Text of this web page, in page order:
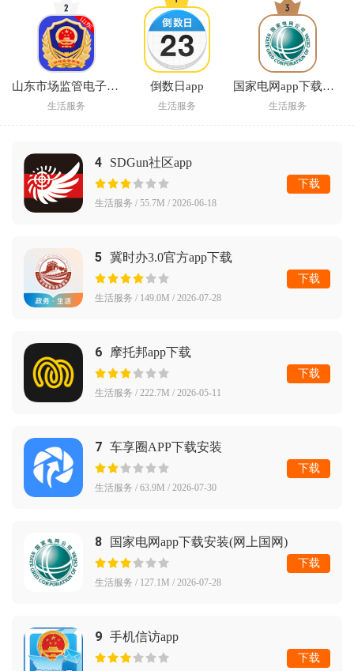
山东市场监管电子签名平台官方版
生活服务
倒数日app
生活服务
国家电网app下载交电费(网上国网)
生活服务
4 SDGun社区app
生活服务 / 55.7M / 2026-06-18
下载
5 冀时办3.0官方app下载
生活服务 / 149.0M / 2026-07-28
下载
6 摩托邦app下载
生活服务 / 222.7M / 2026-05-11
下载
7 车享圈APP下载安装
生活服务 / 63.9M / 2026-07-30
下载
8 国家电网app下载安装(网上国网)
生活服务 / 127.1M / 2026-07-28
下载
9 手机信访app
下载